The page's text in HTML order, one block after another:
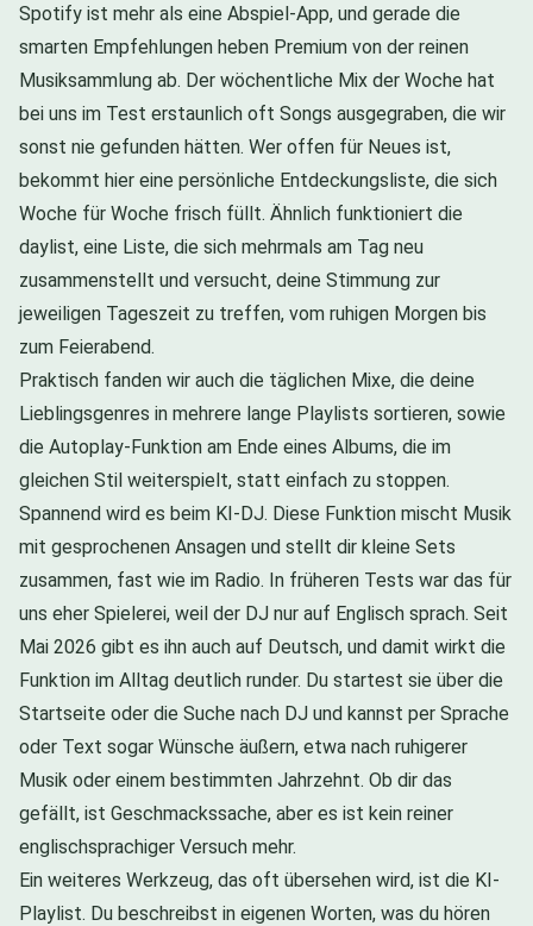
Spotify ist mehr als eine Abspiel-App, und gerade die
smarten Empfehlungen heben Premium von der reinen
Musiksammlung ab. Der wöchentliche Mix der Woche hat
bei uns im Test erstaunlich oft Songs ausgegraben, die wir
sonst nie gefunden hätten. Wer offen für Neues ist,
bekommt hier eine persönliche Entdeckungsliste, die sich
Woche für Woche frisch füllt. Ähnlich funktioniert die
daylist, eine Liste, die sich mehrmals am Tag neu
zusammenstellt und versucht, deine Stimmung zur
jeweiligen Tageszeit zu treffen, vom ruhigen Morgen bis
zum Feierabend.
Praktisch fanden wir auch die täglichen Mixe, die deine
Lieblingsgenres in mehrere lange Playlists sortieren, sowie
die Autoplay-Funktion am Ende eines Albums, die im
gleichen Stil weiterspielt, statt einfach zu stoppen.
Spannend wird es beim KI-DJ. Diese Funktion mischt Musik
mit gesprochenen Ansagen und stellt dir kleine Sets
zusammen, fast wie im Radio. In früheren Tests war das für
uns eher Spielerei, weil der DJ nur auf Englisch sprach. Seit
Mai 2026 gibt es ihn auch auf Deutsch, und damit wirkt die
Funktion im Alltag deutlich runder. Du startest sie über die
Startseite oder die Suche nach DJ und kannst per Sprache
oder Text sogar Wünsche äußern, etwa nach ruhigerer
Musik oder einem bestimmten Jahrzehnt. Ob dir das
gefällt, ist Geschmackssache, aber es ist kein reiner
englischsprachiger Versuch mehr.
Ein weiteres Werkzeug, das oft übersehen wird, ist die KI-
Playlist. Du beschreibst in eigenen Worten, was du hören